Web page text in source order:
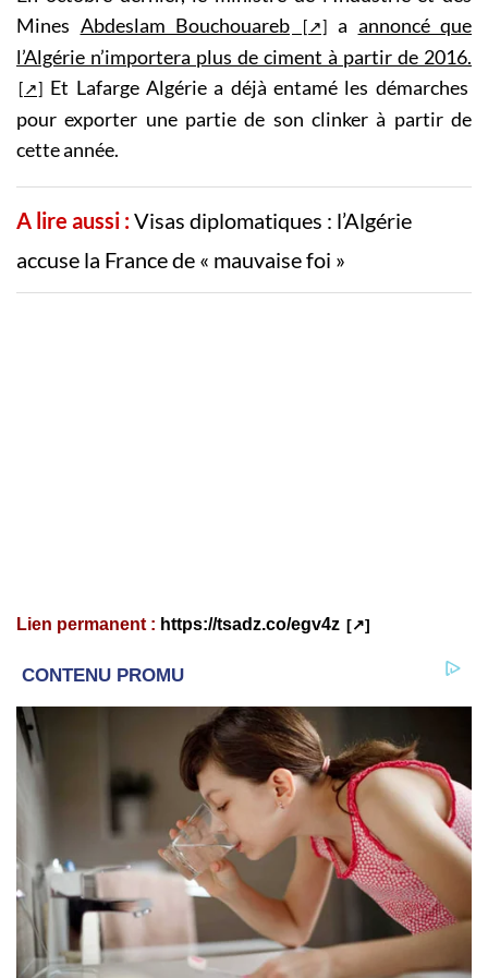
Mines Abdeslam Bouchouareb a annoncé que
l’Algérie n’importera plus de ciment à partir de 2016.
Et Lafarge Algérie a déjà entamé les démarches
pour exporter une partie de son clinker à partir de
cette année.
A lire aussi :Visas diplomatiques : l’Algérie
accuse la France de « mauvaise foi »
Lien permanent : https://tsadz.co/egv4z